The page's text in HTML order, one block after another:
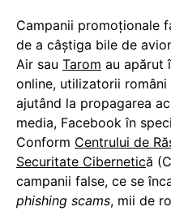
Campanii promoționale
de a câștiga bile de
Air sau Tarom au apărut
online, utilizatorii
ajutând la propagarea
media, Facebook în
Conform Centrului de
Securitate Cibernetică
campanii false, ce se
phishing scams, mii de